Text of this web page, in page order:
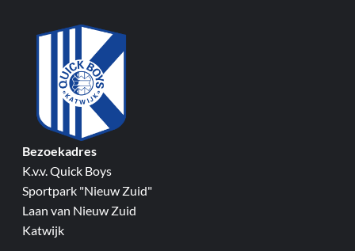
Bezoekadres
K.v.v. Quick Boys
Sportpark "Nieuw Zuid"
Laan van Nieuw Zuid
Katwijk